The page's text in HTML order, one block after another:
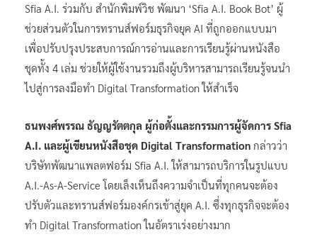
Sfia A.I. ร่วมกับ สำนักพิมพ์วิช พัฒนา ‘Sfia A.I. Book Bot’ ผู้
ช่วยส่วนตัวในการทรานส์ฟอร์มธุรกิจยุค AI ที่ถูกออกแบบมา
เพื่อปรับปรุงประสบการณ์การอ่านและการเรียนรู้ผ่านหนังสือ
ชุดทั้ง 4 เล่ม ช่วยให้ผู้ใช้งานรวมถึงผู้บริหารสามารถเรียนรู้จนนำ
ไปสู่การลงมือทำ Digital Transformation ให้สำเร็จ
ธนพงศ์พรรณ ธัญญรัตตกุล ผู้ก่อตั้งและกรรมการผู้จัดการ Sfia
A.I. และผู้เขียนหนังสือชุด Digital Transformation กล่าวว่า
บริษัทพัฒนาแพลตฟอร์ม Sfia A.I. ให้สามารถบริการในรูปแบบ
A.I.-As-A-Service โดยเล็งเห็นถึงความจำเป็นที่ทุกคนจะต้อง
ปรับตัวและทรานส์ฟอร์มองค์กรเข้าสู่ยุค A.I. ซึ่งทุกธุรกิจจะต้อง
ทำ Digital Transformation ในอัตราเร่งอย่างมาก